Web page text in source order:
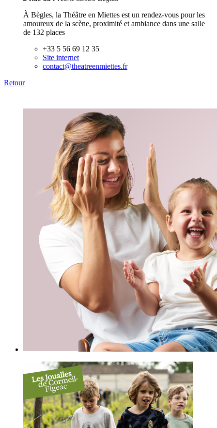
À Bègles, la Théâtre en Miettes est un rendez-vous pour les
amoureux de la scène, proximité et ambiance dans une salle
de 132 places
+33 5 56 69 12 35
Site internet
contact@theatreenmiettes.fr
Retour